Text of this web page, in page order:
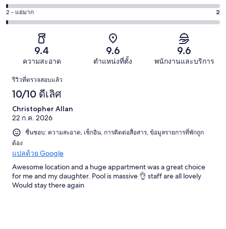
140
จาก
43
จาก
-
พอใช้
10
4
-
รีวิว
คะแนน
2
จาก
197
รีวิว
2 - แย่มาก 2
9.4
ความสะอาด
9.6
ตำแหน่งที่ตั้ง
9.6
พนักงานและบริการ
รีวิว
รีวิวที่ตรวจสอบแล้ว
10/10 ดีเลิศ
Christopher Allan
22 ก.ค. 2026
ชื่นชอบ: ความสะอาด, เช็กอิน, การติดต่อสื่อสาร, ข้อมูลรายการที่พักถูก
ต้อง
แปลด้วย Google
Awesome location and a huge appartment was a great choice
for me and my daughter. Pool is massive 👌 staff are all lovely
Would stay there again